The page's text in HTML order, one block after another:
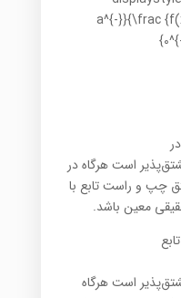
است هرگاه در
چپ و راست تابع با
معین باشد.
تابع
است هرگاه